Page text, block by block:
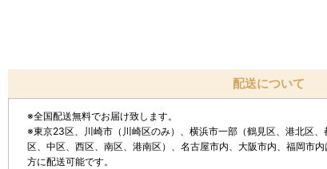
配送について
※全国配送無料でお届け致します。
※東京23区、川崎市（川崎区のみ）、横浜市一部（鶴見区、港北区
区、中区、西区、南区、港南区）、名古屋市内、大阪市内、福岡市
方に配送可能です。